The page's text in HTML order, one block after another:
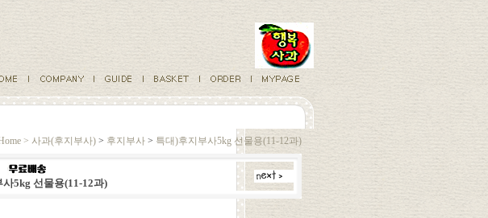
> 사과(후지부사) > 후지부사 > 특대)후지부사5kg 선물용(11-12과)
사5kg 선물용(11-12과)